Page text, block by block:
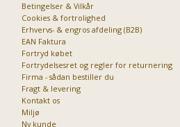
Betingelser & Vilkår
Cookies & fortrolighed
Erhvervs- & engros afdeling (B2B)
EAN Faktura
Fortryd købet
Fortrydelsesret og regler for returnering
Firma - sådan bestiller du
Fragt & levering
Kontakt os
Miljø
Ny kunde